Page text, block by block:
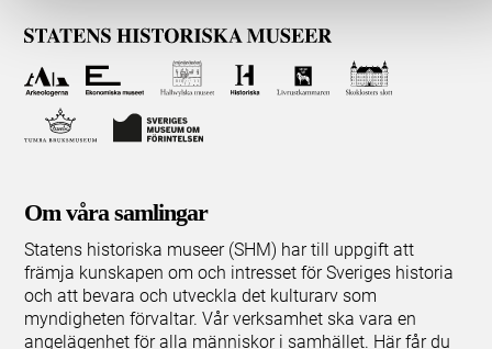
Om våra samlingar
Statens historiska museer (SHM) har till uppgift att
främja kunskapen om och intresset för Sveriges historia
och att bevara och utveckla det kulturarv som
myndigheten förvaltar. Vår verksamhet ska vara en
angelägenhet för alla människor i samhället. Här får du